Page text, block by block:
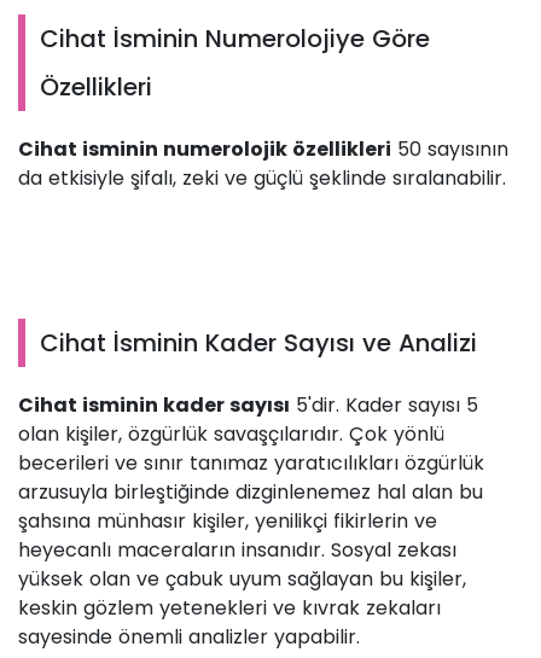
Cihat İsminin Numerolojiye Göre
Özellikleri
Cihat isminin numerolojik özellikleri 50 sayısının
da etkisiyle şifalı, zeki ve güçlü şeklinde sıralanabilir.
Cihat İsminin Kader Sayısı ve Analizi
Cihat isminin kader sayısı 5'dir. Kader sayısı 5
olan kişiler, özgürlük savaşçılarıdır. Çok yönlü
becerileri ve sınır tanımaz yaratıcılıkları özgürlük
arzusuyla birleştiğinde dizginlenemez hal alan bu
şahsına münhasır kişiler, yenilikçi fikirlerin ve
heyecanlı maceraların insanıdır. Sosyal zekası
yüksek olan ve çabuk uyum sağlayan bu kişiler,
keskin gözlem yetenekleri ve kıvrak zekaları
sayesinde önemli analizler yapabilir.